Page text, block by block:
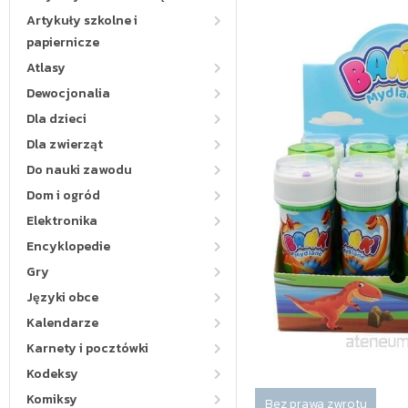
Artykuły szkolne i
papiernicze
Atlasy
Dewocjonalia
Dla dzieci
Dla zwierząt
Do nauki zawodu
Dom i ogród
Elektronika
Encyklopedie
Gry
Języki obce
Kalendarze
Karnety i pocztówki
Kodeksy
Komiksy
Bez prawa zwrotu